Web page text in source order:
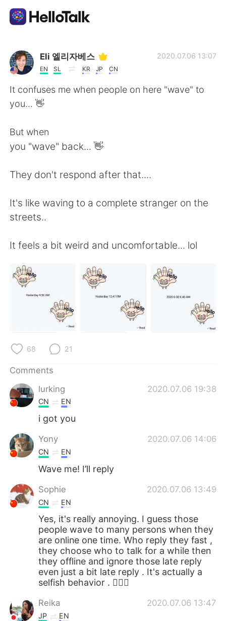
Language Exchange App
AI Grammar Checker
English
简体中文
Español العربية
Français Deutsch
Indonesia Italiano
Tiếng Việt
Eli 엘리자베스
EN SL KR JP CN
2020.07.06 13:07
It confuses me when people on here "wave" to
you... 👋
But when
you "wave" back... 👋
They don't respond after that....
It's like waving to a complete stranger on the
streets..
It feels a bit weird and uncomfortable... lol
68 21
Comments
lurking
2020.07.06 19:38
CN EN
i got you
Yony 2020.07.06 14:06
CN EN
Wave me! I’ll reply
Sophie 2020.07.06 13:49
CN EN
Yes, it's really annoying. I guess those
people wave to many persons when they
are online one time. Who reply they fast ,
they choose who to talk for a while then
they offline and ignore those late reply
even just a bit late reply . It's actually a
selfish behavior . 🤷🏻‍♀️
Reika 2020.07.06 13:47
JP EN